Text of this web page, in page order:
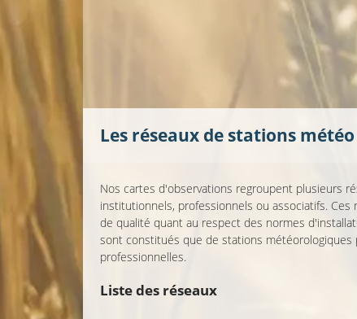
Les réseaux de stations météo
Nos cartes d'observations regroupent plusieurs
institutionnels, professionnels ou associatifs.
de qualité quant au respect des normes
sont constitués que de stations météorologiques
professionnelles.
Liste des réseaux